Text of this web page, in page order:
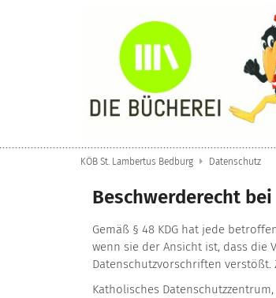
KÖB St. Lambertus Bedburg Datenschutz
Beschwerderecht
Gemäß § 48 KDG hat jede
wenn sie der Ansicht ist, dass die
Datenschutzvorschriften
Katholisches Datenschutzzentrum,